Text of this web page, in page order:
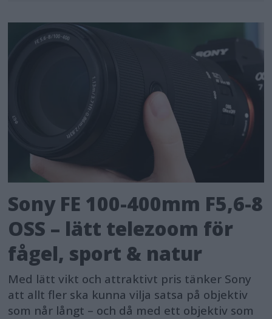
Sony FE 100-400mm F5,6-8
OSS – lätt telezoom för
fågel, sport & natur
Med lätt vikt och attraktivt pris tänker Sony
att allt fler ska kunna vilja satsa på objektiv
som når långt – och då med ett objektiv som